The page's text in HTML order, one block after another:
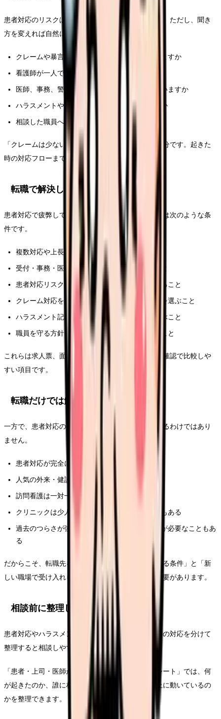
患者対応のリスクは、面接で聞きにくいテーマです。ただし、聞き
方を変えれば自然に確認できます。
クレームや暴言があった時は、誰が一次対応しますか
看護師が一人で対応しないルールはありますか
医師、事務、警備との連携はどのように行っていますか
ハラスメントや迷惑行為の記録は残していますか
相談した職員へのフォローは誰が行いますか
「クレームは少ないです」という答えだけでは不十分です。起きた
時の対応フローまで説明できる職場かを見ましょう。
転職で解決しやすいこと
患者対応で疲弊している場合、転職で変えやすいのは次のような条
件です。
複数対応や上長介入が明確な職場へ移ること
受付・事務・医師との連携が強い職場を選ぶこと
患者対応リスクが比較的低い職場種別を検討すること
クレーム対応を看護師だけに背負わせない職場を選ぶこと
ハラスメント記録と再発防止策がある法人を選ぶこと
職員を守る方針を面接で説明できる職場を選ぶこと
これらは求人票、面接、職場見学、紹介会社経由の確認で比較しや
すい項目です。
転職だけでは解決しにくいこと
一方で、患者対応の不安は転職だけで完全になくなるわけではあり
ません。
患者対応が完全になくなるわけではない
人気の外来・健診でもクレーム対応は発生する
訪問看護は一対一対応の不安が出る場合がある
クリニックは少人数のため逃げ場が少ないこともある
過去のつらさが強い場合、転職前に休養や相談が必要なこともあ
る
だからこそ、転職先を選ぶ時には「今の悩みを避ける条件」と「新
しい職場で受け入れられる負担」を両方整理する必要があります。
相談前に整理しておきたいこと
患者対応やハラスメントの悩みは、事実関係と職場の対応を分けて
整理すると相談しやすくなります。
「患者・上司・医師からのハラスメント転職判断シート」では、何
が起きたのか、誰に相談したのか、職場が再発防止に動いているの
かを整理できます。